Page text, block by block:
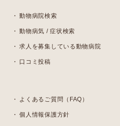
動物病院検索
動物病気 / 症状検索
求人を募集している動物病院
口コミ投稿
よくあるご質問（FAQ）
個人情報保護方針